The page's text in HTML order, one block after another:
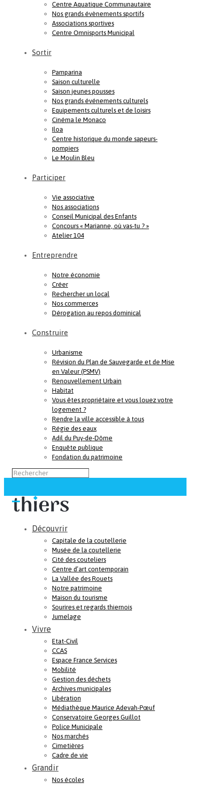
Centre Aquatique Communautaire
Nos grands évènements sportifs
Associations sportives
Centre Omnisports Municipal
Sortir
Pamparina
Saison culturelle
Saison jeunes pousses
Nos grands événements culturels
Equipements culturels et de loisirs
Cinéma le Monaco
Iloa
Centre historique du monde sapeurs-
pompiers
Le Moulin Bleu
Participer
Vie associative
Nos associations
Conseil Municipal des Enfants
Concours « Marianne, où vas-tu ? »
Atelier 104
Entreprendre
Notre économie
Créer
Rechercher un local
Nos commerces
Dérogation au repos dominical
Construire
Urbanisme
Révision du Plan de Sauvegarde et de Mise
en Valeur (PSMV)
Renouvellement Urbain
Habitat
Vous êtes propriétaire et vous louez votre
logement ?
Rendre la ville accessible à tous
Régie des eaux
Adil du Puy-de-Dôme
Enquête publique
Fondation du patrimoine
Découvrir
Capitale de la coutellerie
Musée de la coutellerie
Cité des couteliers
Centre d’art contemporain
La Vallée des Rouets
Notre patrimoine
Maison du tourisme
Sourires et regards thiernois
Jumelage
Vivre
Etat-Civil
CCAS
Espace France Services
Mobilité
Gestion des déchets
Archives municipales
Libération
Médiathèque Maurice Adevah-Pœuf
Conservatoire Georges Guillot
Police Municipale
Nos marchés
Cimetières
Cadre de vie
Grandir
Nos écoles